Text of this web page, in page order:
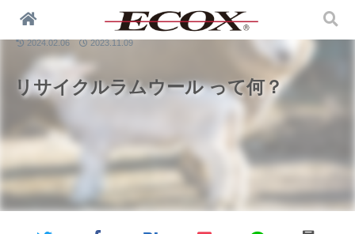
リサイクルラムウール って何？
環境問題
2024.02.06 2023.11.09